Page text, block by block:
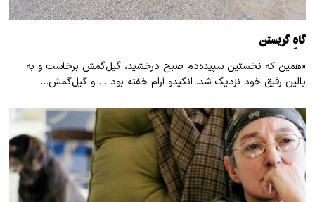
گاهِ گریستن
«همین که نخستین سپیده‌دم صبح درخشید، گیل‌گمش برخاست و به
بالین رفیق خود نزدیک شد. انکیدو آرام خفته بود … و گیل‌گمش…